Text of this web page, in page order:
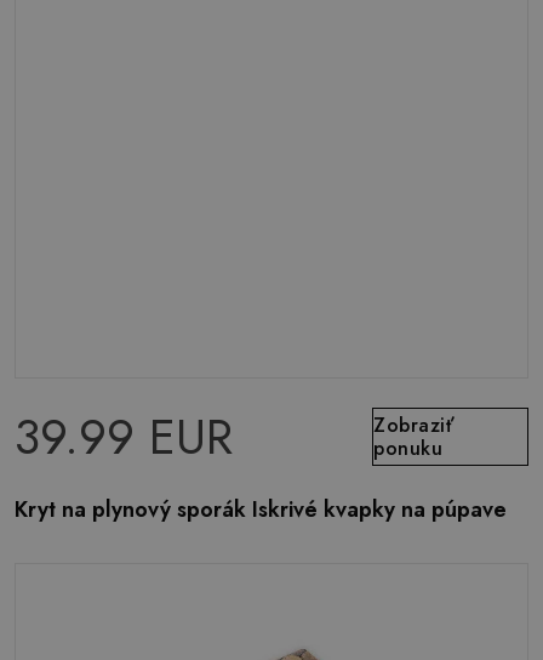
39.99 EUR
Zobraziť
ponuku
Kryt na plynový sporák Iskrivé kvapky na púpave